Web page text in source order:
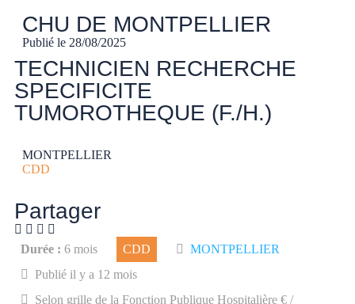
CHU DE MONTPELLIER
Publié le 28/08/2025
TECHNICIEN RECHERCHE
SPECIFICITE
TUMOROTHEQUE (F./H.)
MONTPELLIER
CDD
Partager
Durée : 6 mois CDD
MONTPELLIER
Publié il y a 12 mois
Selon grille de la Fonction Publique Hospitalière € /